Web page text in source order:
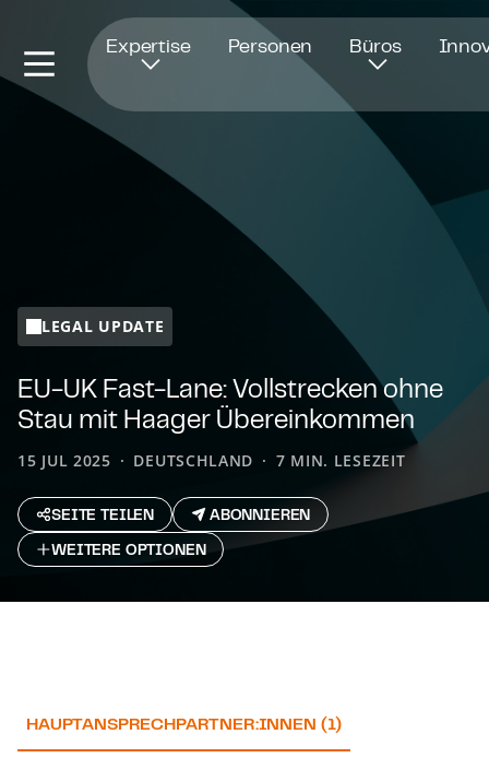
Expertise Personen Büros
LEGAL UPDATE
EU-UK Fast-Lane: Vollstrecken ohne
Stau mit Haager Über­ein­kom­men
15 JUL 2025 DEUTSCHLAND 7 MIN. LESEZEIT
SEITE TEILEN
ABONNIEREN
WEITERE OPTIONEN
HAUPTANSPRECHPARTNER:INNEN (1)
Öffnet in einem neuen Fenster